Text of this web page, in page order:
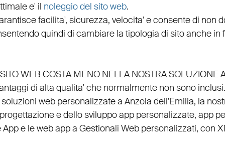
e' il noleggio del sito web.
facilita', sicurezza, velocita' e consente di non
quindi di cambiare la tipologia di sito anche
WEB COSTA MENO NELLA NOSTRA SOLUZIONE
di alta qualita' che normalmente non sono inclusi.
soluzioni web personalizzate a Anzola dell'Emilia, la
e dellosviluppo app personalizzate, app
Appe leweb appa Gestionali Web personalizzati, con